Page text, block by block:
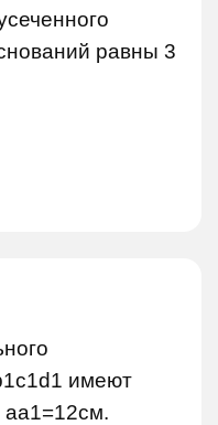
равны 3
имеют